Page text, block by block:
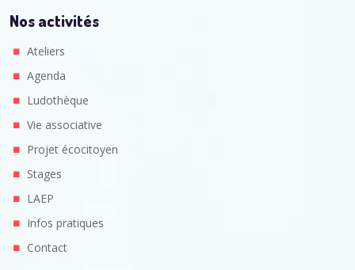
Nos activités
Ateliers
Agenda
Ludothèque
Vie associative
Projet écocitoyen
Stages
LAEP
Infos pratiques
Contact